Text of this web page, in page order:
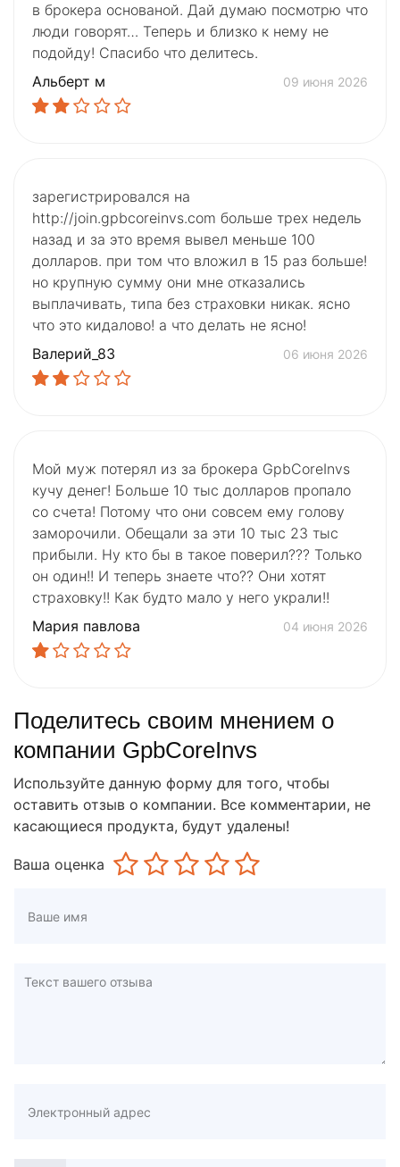
в брокера основаной. Дай думаю посмотрю что
люди говорят… Теперь и близко к нему не
подойду! Спасибо что делитесь.
Альберт м
09 июня 2026
зарегистрировался на
http://join.gpbcoreinvs.com больше трех недель
назад и за это время вывел меньше 100
долларов. при том что вложил в 15 раз больше!
но крупную сумму они мне отказались
выплачивать, типа без страховки никак. ясно
что это кидалово! а что делать не ясно!
Валерий_83
06 июня 2026
Мой муж потерял из за брокера GpbCoreInvs
кучу денег! Больше 10 тыс долларов пропало
со счета! Потому что они совсем ему голову
заморочили. Обещали за эти 10 тыс 23 тыс
прибыли. Ну кто бы в такое поверил??? Только
он один!! И теперь знаете что?? Они хотят
страховку!! Как будто мало у него украли!!
Мария павлова
04 июня 2026
Поделитесь своим мнением о
компании GpbCoreInvs
Используйте данную форму для того, чтобы
оставить отзыв о компании. Все комментарии, не
касающиеся продукта, будут удалены!
Ваша оценка